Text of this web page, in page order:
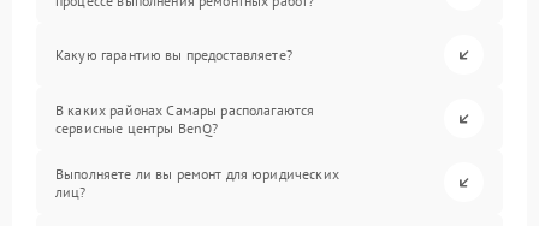
Какую гарантию вы предоставляете?
В каких районах Самары располагаются
сервисные центры BenQ?
Выполняете ли вы ремонт для юридических
лиц?